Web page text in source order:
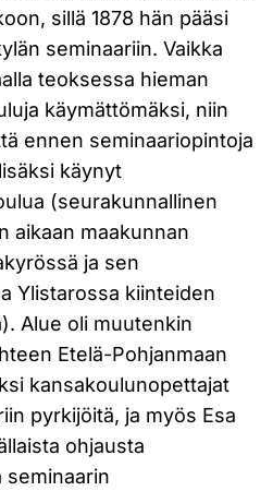
sillä 1878 hän pääsi
seminaariin. Vaikka
teoksessa hieman
käymättömäksi, niin
ennen seminaariopintoja
käynyt
(seurakunnallinen
aikaan maakunnan
ja sen
Ylistarossa kiinteiden
Alue oli muutenkin
Etelä-Pohjanmaan
kansakoulunopettajat
pyrkijöitä, ja myös Esa
ohjausta
seminaarin